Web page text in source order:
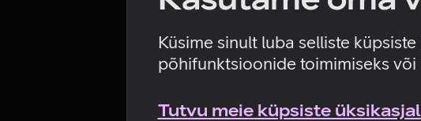
Küsime sinult luba selliste
põhifunktsioonide toimimiseks
Tutvu meie küpsiste